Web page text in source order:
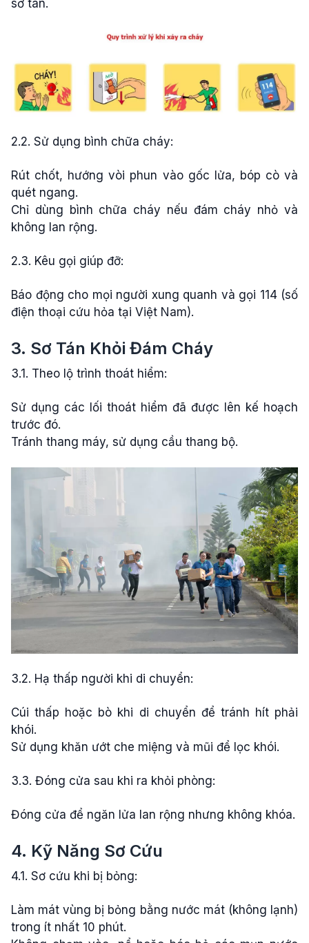
sơ tán.
2.2. Sử dụng bình chữa cháy:
Rút chốt, hướng vòi phun vào gốc lửa, bóp cò và
quét ngang.
Chỉ dùng bình chữa cháy nếu đám cháy nhỏ và
không lan rộng.
2.3. Kêu gọi giúp đỡ:
Báo động cho mọi người xung quanh và gọi 114 (số
điện thoại cứu hỏa tại Việt Nam).
3. Sơ Tán Khỏi Đám Cháy
3.1. Theo lộ trình thoát hiểm:
Sử dụng các lối thoát hiểm đã được lên kế hoạch
trước đó.
Tránh thang máy, sử dụng cầu thang bộ.
3.2. Hạ thấp người khi di chuyển:
Cúi thấp hoặc bò khi di chuyển để tránh hít phải
khói.
Sử dụng khăn ướt che miệng và mũi để lọc khói.
3.3. Đóng cửa sau khi ra khỏi phòng:
Đóng cửa để ngăn lửa lan rộng nhưng không khóa.
4. Kỹ Năng Sơ Cứu
4.1. Sơ cứu khi bị bỏng:
Làm mát vùng bị bỏng bằng nước mát (không lạnh)
trong ít nhất 10 phút.